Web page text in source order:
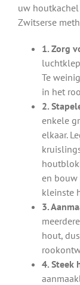
uw
Zwitserse
1. Zorg
Te
in het
2.
enkele
elkaar.
en bouw
kleinste
3.
hout,
4. Steek